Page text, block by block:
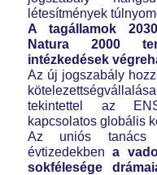
létesítmények
A tagállamok
Natura 2000
intézkedések
Az új jogszabály
tekintettel az
kapcsolatos globális
Az uniós tanács
évtizedekben a
sokfélesége